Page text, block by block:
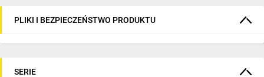
PLIKI I BEZPIECZEŃSTWO PRODUKTU
SERIE